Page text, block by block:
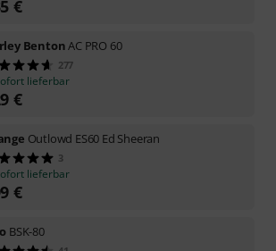
€
BentonAC PRO 60
277
lieferbar
€
Outlowd ES60 Ed Sheeran
3
lieferbar
€
BSK-80